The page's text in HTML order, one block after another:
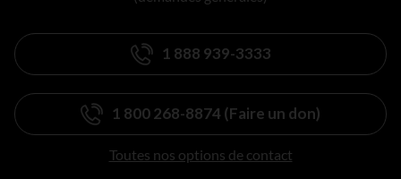
1 888 939-3333
1 800 268-8874 (Faire un don)
Toutes nos options de contact